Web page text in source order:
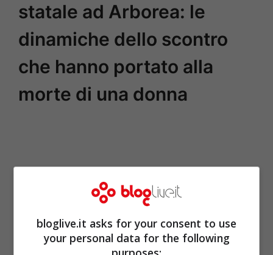
statale ad Arborea: le
dinamiche dello scontro
che hanno portato alla
morte di una donna
bloglive.it asks for your consent to use
your personal data for the following